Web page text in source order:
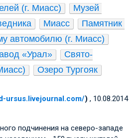
(г. Миасс)
Музей
Миасс
Памятник
автомобилю (г. Миасс)
«Урал»
Свято-
Озеро Тургояк
ursus.livejournal.com/) , 10.08.2014
подчинения на северо-западе